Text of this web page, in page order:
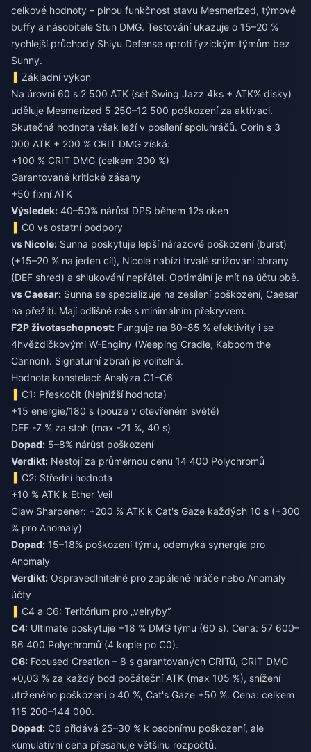
celkové hodnoty – plnou funkčnost stavu Mesmerized, týmové
buffy a násobitele Stun DMG. Testování ukazuje o 15–20 %
rychlejší průchody Shiyu Defense oproti fyzickým týmům bez
Sunny.
Základní výkon
Na úrovni 60 s 2 500 ATK (set Swing Jazz 4ks + ATK% disky)
uděluje Mesmerized 5 250–12 500 poškození za aktivaci.
Skutečná hodnota však leží v posílení spoluhráčů. Corin s 3
000 ATK + 200 % CRIT DMG získá:
+100 % CRIT DMG (celkem 300 %)
Garantované kritické zásahy
+50 fixní ATK
Výsledek: 40–50% nárůst DPS během 12s oken
C0 vs ostatní podpory
vs Nicole: Sunna poskytuje lepší nárazové poškození (burst)
(+15–20 % na jeden cíl), Nicole nabízí trvalé snižování obrany
(DEF shred) a shlukování nepřátel. Optimální je mít na účtu obě.
vs Caesar: Sunna se specializuje na zesílení poškození, Caesar
na přežití. Mají odlišné role s minimálním překryvem.
F2P životaschopnost: Funguje na 80–85 % efektivity i se
4hvězdičkovými W-Enginy (Weeping Cradle, Kaboom the
Cannon). Signaturní zbraň je volitelná.
Hodnota konstelací: Analýza C1–C6
C1: Přeskočit (Nejnižší hodnota)
+15 energie/180 s (pouze v otevřeném světě)
DEF -7 % za stoh (max -21 %, 40 s)
Dopad: 5–8% nárůst poškození
Verdikt: Nestojí za průměrnou cenu 14 400 Polychromů
C2: Střední hodnota
+10 % ATK k Ether Veil
Claw Sharpener: +200 % ATK k Cat's Gaze každých 10 s (+300
% pro Anomaly)
Dopad: 15–18% poškození týmu, odemyká synergie pro
Anomaly
Verdikt: Ospravedlnitelné pro zapálené hráče nebo Anomaly
účty
C4 a C6: Teritórium pro „velryby“
C4: Ultimate poskytuje +18 % DMG týmu (60 s). Cena: 57 600–
86 400 Polychromů (4 kopie po C0).
C6: Focused Creation – 8 s garantovaných CRITů, CRIT DMG
+0,03 % za každý bod počáteční ATK (max 105 %), snížení
utrženého poškození o 40 %, Cat's Gaze +50 %. Cena: celkem
115 200–144 000.
Dopad: C6 přidává 25–30 % k osobnímu poškození, ale
kumulativní cena přesahuje většinu rozpočtů.